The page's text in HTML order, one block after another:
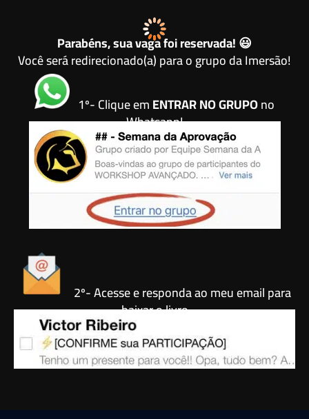
Parabéns, sua vaga foi reservada! 😃
Você será redirecionado(a) para o grupo da Imersão!
1º- Clique emENTRAR NO GRUPOno
Whatsapp!
2º- Acesse e responda ao meu email para
baixar o livro